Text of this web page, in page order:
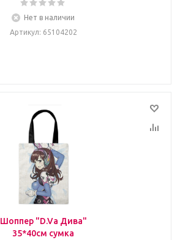
Нет в наличии
Артикул: 65104202
Шоппер "D.Va Дива"
35*40см сумка